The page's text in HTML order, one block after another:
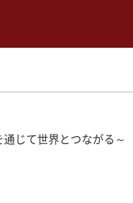
じて世界とつながる～